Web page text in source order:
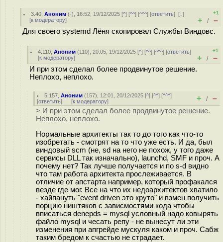
3.40 ,Аноним (-), 16:52, 19/12/2025 [^] [^^] [^^^] [ответить][↓]
[к модератору]
+1
+ / –
Для своего systemd Лёня скопировал Cлужбы Виндовс.
4.110 ,Аноним (110), 20:05, 19/12/2025 [^] [^^] [^^^] [ответить]
[к модератору]
+1
+ / –
И при этом сделал более продвинутое решение.
Неплохо, неплохо.
5.157 ,Аноним (157), 12:01, 20/12/2025 [^] [^^] [^^^]
[ответить] [к модератору] + / –
> И при этом сделал более продвинутое решение.
Неплохо, неплохо.
Нормальные архитекты так то до того как что-то
изобретать - смотрят на то что уже есть. И да, был
виндовый scm (не, sd на него не похож, у того даже
сервисы DLL так изначально), launchd, SMF и проч. А
почему нет? Так лучше получается и по s-d видно
что там работа архитекта прослеживается. В
отличие от апстарта например, который профакался
везде где мог. Все на что их недоархитектов хватило
- хайпануть "event driven это круто" и взмен получить
порцию ништяков с зависмостями кода чтобы
вписаться denepds = mysql условный надо ковырять
файло mysql и чесать репу - не вынесут ли эти
изменения при апгрейде мускуля каком и проч. Сабж
таким бредом к счастью не страдает.